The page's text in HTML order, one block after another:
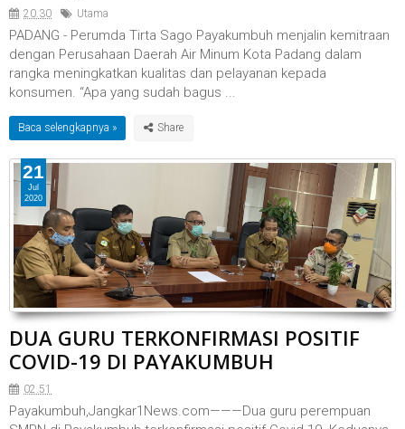
20.30 Utama
PADANG - Perumda Tirta Sago Payakumbuh menjalin kemitraan
dengan Perusahaan Daerah Air Minum Kota Padang dalam
rangka meningkatkan kualitas dan pelayanan kepada
konsumen. “Apa yang sudah bagus ...
Baca selengkapnya »
DUA GURU TERKONFIRMASI POSITIF
COVID-19 DI PAYAKUMBUH
02.51
Payakumbuh,Jangkar1News.com———Dua guru perempuan
21
Jul
2020